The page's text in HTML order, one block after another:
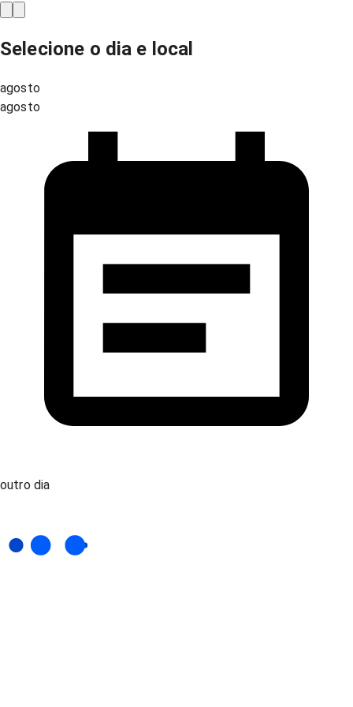
Selecione o dia e local
agosto
agosto
outro dia